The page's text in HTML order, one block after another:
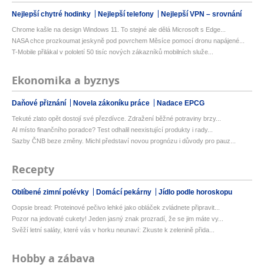
Nejlepší chytré hodinky Nejlepší telefony Nejlepší VPN – srovnání
Chrome kašle na design Windows 11. To stejné ale dělá Microsoft s Edge...
NASA chce prozkoumat jeskyně pod povrchem Měsíce pomocí dronu napájené...
T-Mobile přilákal v pololetí 50 tisíc nových zákazníků mobilních služe...
Ekonomika a byznys
Daňové přiznání Novela zákoníku práce Nadace EPCG
Tekuté zlato opět dostojí své přezdívce. Zdražení běžné potraviny brzy...
AI místo finančního poradce? Test odhalil neexistující produkty i rady...
Sazby ČNB beze změny. Michl představí novou prognózu i důvody pro pauz...
Recepty
Oblíbené zimní polévky Domácí pekárny Jídlo podle horoskopu
Oopsie bread: Proteinové pečivo lehké jako obláček zvládnete připravit...
Pozor na jedovaté cukety! Jeden jasný znak prozradí, že se jim máte vy...
Svěží letní saláty, které vás v horku neunaví: Zkuste k zelenině přida...
Hobby a zábava